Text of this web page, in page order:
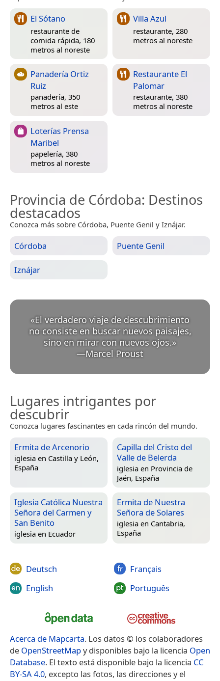
El Sótano
restaurante de
comida rápida, 180
metros al noreste
Villa Azul
restaurante, 280
metros al noreste
Panadería Ortiz
Ruiz
panadería, 350
metros al este
Restaurante El
Palomar
restaurante, 380
metros al noreste
Loterías Prensa
Maribel
papelería, 380
metros al noreste
Provincia de Córdoba: Destinos
destacados
Conozca más sobre Córdoba, Puente Genil y Iznájar.
Córdoba Puente Genil
Iznájar
«El verdadero viaje de descubrimiento
no consiste en buscar nuevos paisajes,
sino en mirar con nuevos ojos.
—Marcel Proust
Lugares intrigantes por
descubrir
Conozca lugares fascinantes en cada rincón del mundo.
Ermita de Arcenorio
iglesia en Castilla y León,
España
Capilla del Cristo del
Valle de Belerda
iglesia en Provincia de
Jaén, España
Iglesia Católica Nuestra
Señora del Carmen y
San Benito
iglesia en Ecuador
Ermita de Nuestra
Señora de Solares
iglesia en Cantabria,
España
Deutsch
English
Français
Português
Acerca de Mapcarta. Los datos © los colaboradores
de OpenStreetMapy disponibles bajo la licencia Open
Database. El texto está disponible bajo la licencia CC
BY-SA 4.0, excepto las fotos, las direcciones y el